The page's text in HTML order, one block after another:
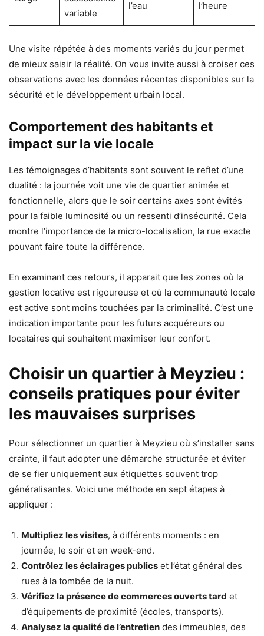
variable
l’eau l’heure
Une visite répétée à des moments variés du jour permet
de mieux saisir la réalité. On vous invite aussi à croiser ces
observations avec les données récentes disponibles sur la
sécurité et le développement urbain local.
Comportement des habitants et
impact sur la vie locale
Les témoignages d’habitants sont souvent le reflet d’une
dualité : la journée voit une vie de quartier animée et
fonctionnelle, alors que le soir certains axes sont évités
pour la faible luminosité ou un ressenti d’insécurité. Cela
montre l’importance de la micro-localisation, la rue exacte
pouvant faire toute la différence.
En examinant ces retours, il apparait que les zones où la
gestion locative est rigoureuse et où la communauté locale
est active sont moins touchées par la criminalité. C’est une
indication importante pour les futurs acquéreurs ou
locataires qui souhaitent maximiser leur confort.
Choisir un quartier à Meyzieu :
conseils pratiques pour éviter
les mauvaises surprises
Pour sélectionner un quartier à Meyzieu où s’installer sans
crainte, il faut adopter une démarche structurée et éviter
de se fier uniquement aux étiquettes souvent trop
généralisantes. Voici une méthode en sept étapes à
appliquer :
Multipliez les visites, à différents moments : en
journée, le soir et en week-end.
Contrôlez les éclairages publics et l’état général des
rues à la tombée de la nuit.
Vérifiez la présence de commerces ouverts tard et
d’équipements de proximité (écoles, transports).
Analysez la qualité de l’entretien des immeubles, des